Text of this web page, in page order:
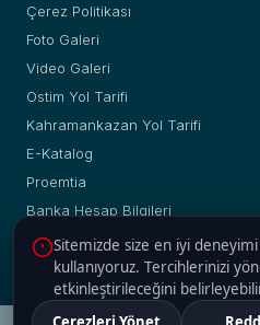
Çerez Politikası
Foto Galeri
Video Galeri
Ostim Yol Tarifi
Kahramankazan Yol Tarifi
E-Katalog
Proemtia
Banka Hesap Bilgileri
© Copyright 2019 - 2026 |
Sitemizde size en iyi
kullanıyoruz. Tercihlerinizi
etkinleştirileceğini